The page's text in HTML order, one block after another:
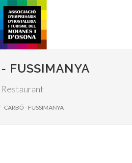
FUSSIMANYA
Restaurant
CARBÓ - FUSSIMANYA